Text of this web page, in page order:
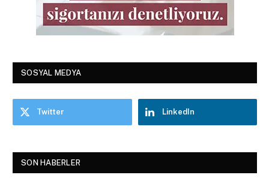
SOSYAL MEDYA
Twitter LinkedIn
SON HABERLER